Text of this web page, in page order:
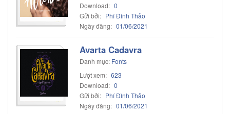
Download: 0
Gửi bởi: Phí Đình Thảo
Ngày đăng: 01/06/2021
Avarta Cadavra
Danh mục: Fonts
Lượt xem: 623
Download: 0
Gửi bởi: Phí Đình Thảo
Ngày đăng: 01/06/2021